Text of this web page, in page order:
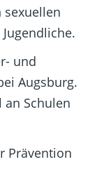
sexuellen
und
Augsburg.
an Schulen
Prävention